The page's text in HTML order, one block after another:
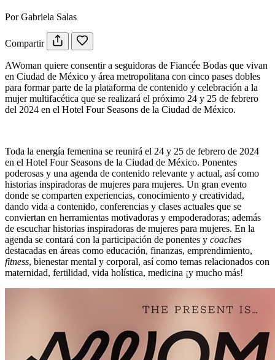
Por Gabriela Salas
Compartir
AWoman quiere consentir a seguidoras de Fiancée Bodas que vivan
en Ciudad de México y área metropolitana con cinco pases dobles
para formar parte de la plataforma de contenido y celebración a la
mujer multifacética que se realizará el próximo 24 y 25 de febrero
del 2024 en el Hotel Four Seasons de la Ciudad de México.
Toda la energía femenina se reunirá el 24 y 25 de febrero de 2024
en el Hotel Four Seasons de la Ciudad de México. Ponentes
poderosas y una agenda de contenido relevante y actual, así como
historias inspiradoras de mujeres para mujeres. Un gran evento
donde se comparten experiencias, conocimiento y creatividad,
dando vida a contenido, conferencias y clases actuales que se
conviertan en herramientas motivadoras y empoderadoras; además
de escuchar historias inspiradoras de mujeres para mujeres. En la
agenda se contará con la participación de ponentes y coaches
destacadas en áreas como educación, finanzas, emprendimiento,
fitness, bienestar mental y corporal, así como temas relacionados con
maternidad, fertilidad, vida holística, medicina ¡y mucho más!